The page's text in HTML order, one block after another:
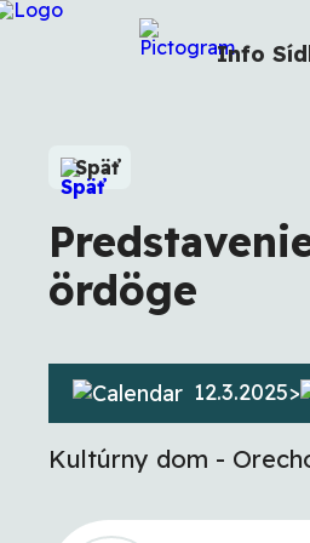
Info
Späť
ördöge
12.3.2025>
Kultúrny dom -